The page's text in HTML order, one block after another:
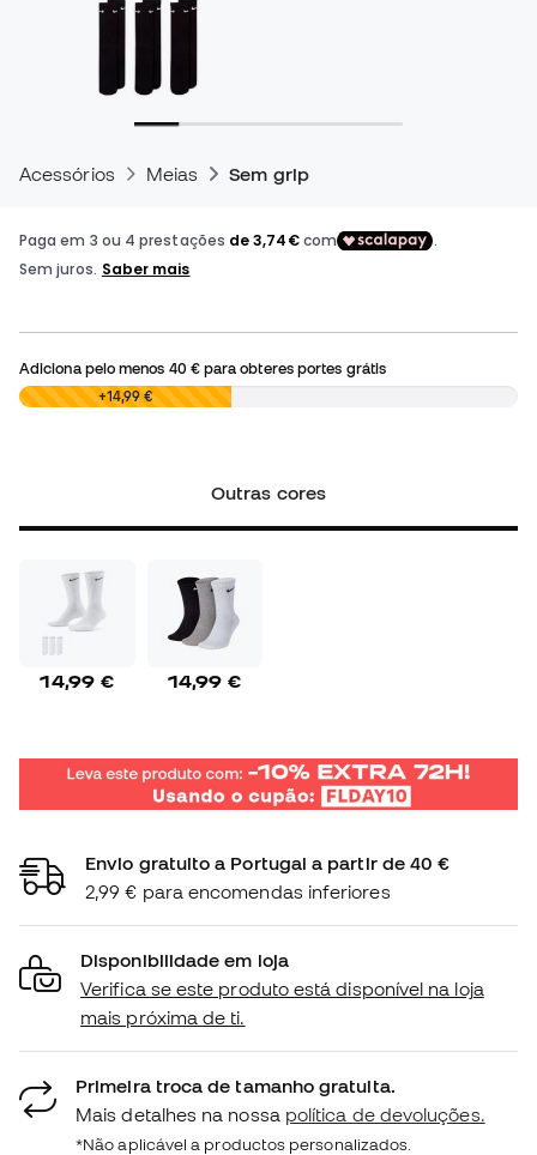
Acessórios Meias Sem grip
Adiciona pelo menos 40 €para obteres portes grátis
0,00 € +14,99 €
Outras cores
14,99 € 14,99 €
Envio gratuito a Portugal a partir de 40 €
2,99 € para encomendas inferiores
Disponibilidade em loja
Verifica se este produto está disponível na loja
mais próxima de ti.
Primeira troca de tamanho gratuita.
Mais detalhes na nossa política de devoluções.
*Não aplicável a productos personalizados.